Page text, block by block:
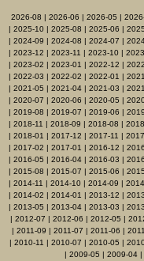
2026-08 | 2026-06 | 2026-05 |
| 2025-10| 2025-08 | 2025-06 |
| 2024-09 | 2024-08 | 2024-07 |
| 2023-12 | 2023-11 | 2023-10 |
| 2023-02 | 2023-01 | 2022-12 |
| 2022-03 | 2022-02 | 2022-01 |
| 2021-05 | 2021-04| 2021-03 |
| 2020-07 | 2020-06 | 2020-05 |
| 2019-08 | 2019-07 | 2019-06 |
| 2018-11 | 2018-09 | 2018-08 |
| 2018-01 | 2017-12 | 2017-11 |
| 2017-02 | 2017-01 | 2016-12 |
| 2016-05 | 2016-04 | 2016-03 |
| 2015-08 | 2015-07 | 2015-06 |
| 2014-11 | 2014-10 | 2014-09 |
| 2014-02 | 2014-01 | 2013-12 |
| 2013-05 | 2013-04 | 2013-03 |
| 2012-07 | 2012-06 | 2012-05 |
| 2011-09 | 2011-07 | 2011-06 |
| 2010-11 | 2010-07 | 2010-05 |
| 2009-05 | 2009-04 |